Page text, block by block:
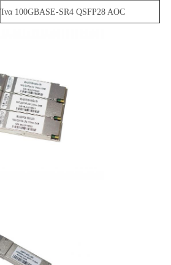
Ίνα 100GBASE-SR4 QSFP28 AOC